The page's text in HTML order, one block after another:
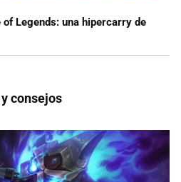
of Legends: una hipercarry de
consejos